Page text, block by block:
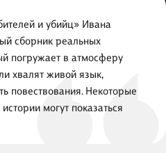
и убийц» Ивана
сборник реальных
погружает в атмосферу
хвалят живой язык,
повествования. Некоторые
могут показаться